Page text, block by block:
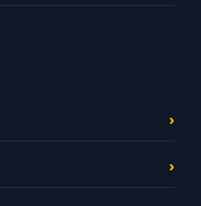
›
›